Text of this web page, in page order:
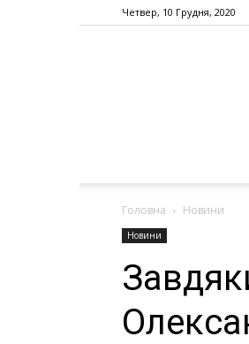
Четвер, 10 Грудня, 2020
Головна Новини
Новини